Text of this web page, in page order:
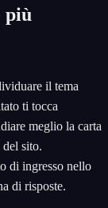
più
il tema
ti tocca
meglio la carta
sito.
di ingresso nello
di risposte.